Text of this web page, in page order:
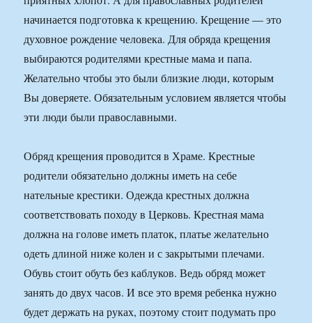
начинается подготовка к крещению. Крещение — это
духовное рождение человека. Для обряда крещения
выбираются родителями крестные мама и папа.
Желательно чтобы это были близкие люди, которым
Вы доверяете. Обязательным условием является чтобы
эти люди были православными.
Обряд крещения проводится в Храме. Крестные
родители обязательно должны иметь на себе
нательные крестики. Одежда крестных должна
соответствовать походу в Церковь. Крестная мама
должна на голове иметь платок, платье желательно
одеть длиной ниже колен и с закрытыми плечами.
Обувь стоит обуть без каблуков. Ведь обряд может
занять до двух часов. И все это время ребенка нужно
будет держать на руках, поэтому стоит подумать про